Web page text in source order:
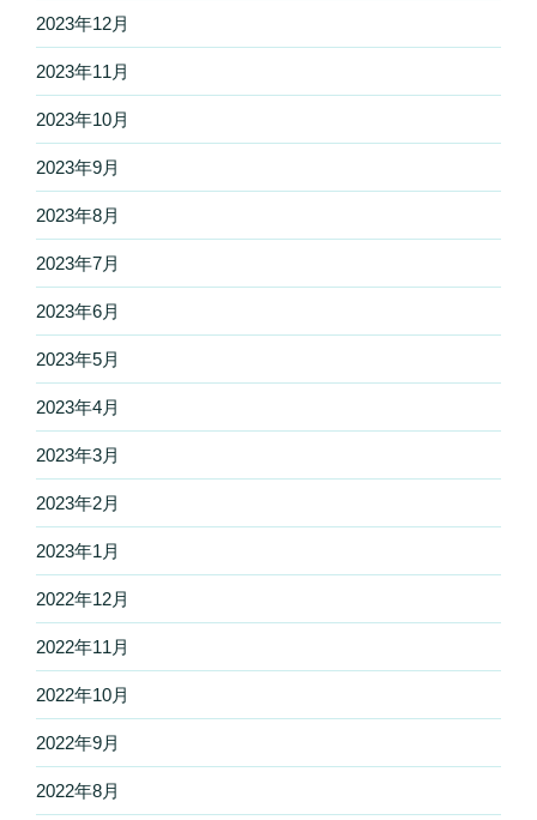
2023年12月
2023年11月
2023年10月
2023年9月
2023年8月
2023年7月
2023年6月
2023年5月
2023年4月
2023年3月
2023年2月
2023年1月
2022年12月
2022年11月
2022年10月
2022年9月
2022年8月